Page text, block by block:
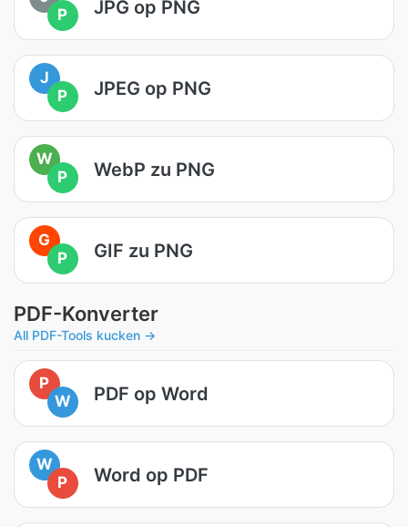
P
JPG op PNG
J
P
JPEG op PNG
W
P
WebP zu PNG
G
P
GIF zu PNG
PDF-Konverter
All PDF-Tools kucken →
P
W
PDF op Word
W
P
Word op PDF